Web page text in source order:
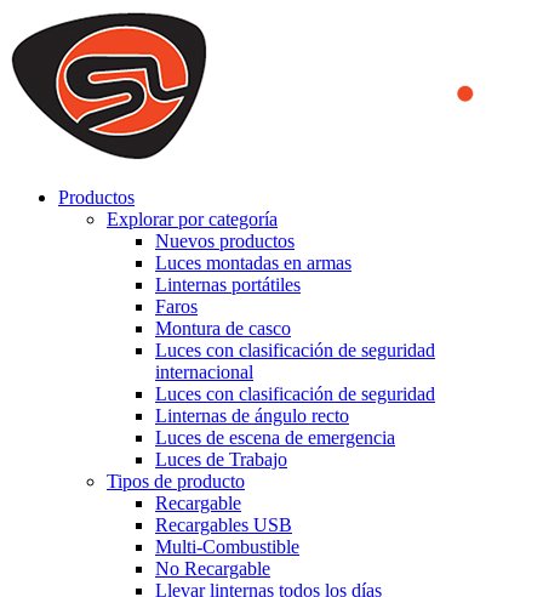
We use cookies to ensure that we provide you the best experience
on our website. By continuing to browse this website, you accept
that cookies are used to help us analyze how the website is used and
to offer you a better experience. To learn more or to find out how
you can disable cookies, you can access our
Productos
Explorar por categoría
Nuevos productos
Luces montadas en armas
Linternas portátiles
Faros
Montura de casco
Luces con clasificación de seguridad
internacional
Luces con clasificación de seguridad
Linternas de ángulo recto
Luces de escena de emergencia
Luces de Trabajo
Tipos de producto
Recargable
Recargables USB
Multi-Combustible
No Recargable
Llevar linternas todos los días